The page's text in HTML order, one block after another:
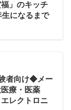
」のキッチ
になるまで
者向け◆メー
療・医薬
レクトロニ